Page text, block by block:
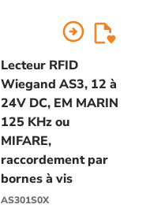
arrow_circle_right
Lecteur RFID
Wiegand AS3, 12 à
24V DC, EM MARIN
125 KHz ou
MIFARE,
raccordement par
bornes à vis
AS301S0X